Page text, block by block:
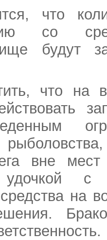
что
со
будут
что на
вне
удочкой с
на